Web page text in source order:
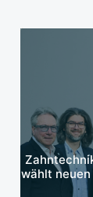
wählt